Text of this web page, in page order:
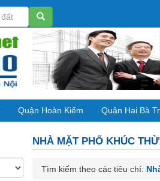
Quận Hoàn Kiếm Quận Hai Bà
NHÀ MẶT PHỐ KHÚC
Tìm kiếm theo các tiêu chí: